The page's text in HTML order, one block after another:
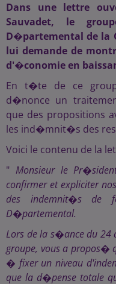
Dans une lettre
Sauvadet, le
D�partemental de la
lui demande de
d'�conomie en
En t�te de ce
d�nonce un
que des propositions
les ind�mnit�s des
Voici le contenu de la
" Monsieur le
confirmer et expliciter
des indemnit�s de
D�partemental.
Lors de la s�ance du 24
groupe, vous a propos�
� fixer un niveau
que la d�pense totale